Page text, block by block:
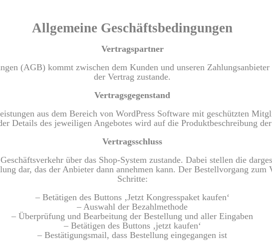
Allgemeine Geschäftsbedingungen
Vertragspartner
(AGB) kommt zwischen dem Kunden und unseren
der Vertrag zustande.
Vertragsgegenstand
aus dem Bereich von WordPress Software mit geschützten
Details des jeweiligen Angebotes wird auf die Produktbeschreibung
Vertragsschluss
über das Shop-System zustande. Dabei stellen die
dar, das der Anbieter dann annehmen kann. Der Bestellvorgang zum
Schritte:
– Betätigen des Buttons ‚Jetzt Kongresspaket kaufen‘
– Auswahl der Bezahlmethode
– Überprüfung und Bearbeitung der Bestellung und aller Eingaben
– Betätigen des Buttons ‚jetzt kaufen‘
– Bestätigungsmail, dass Bestellung eingegangen ist